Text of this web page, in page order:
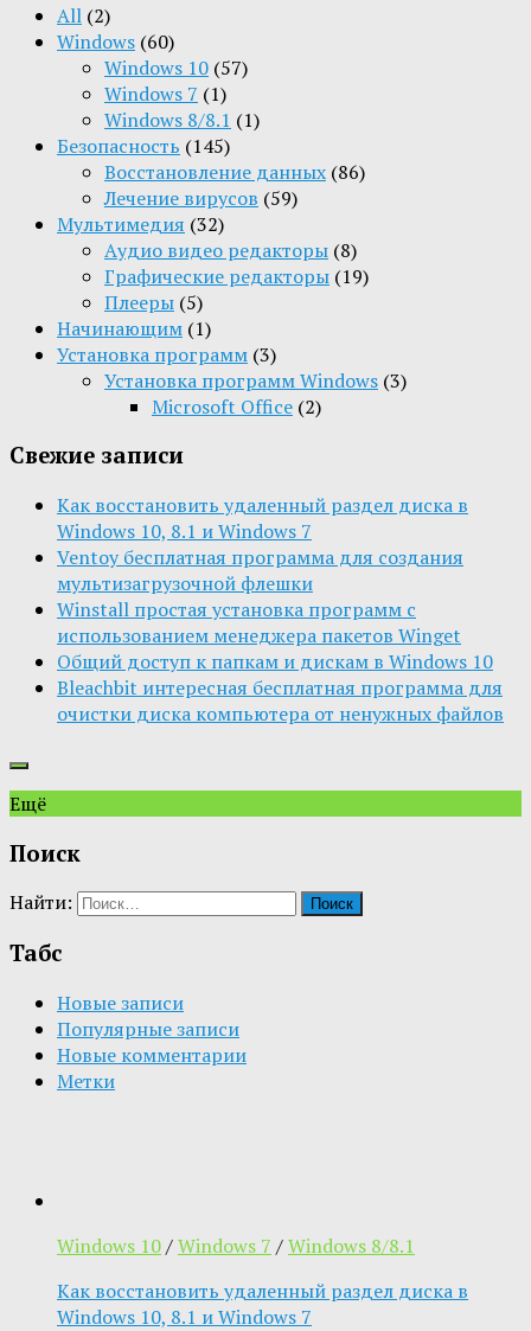
All (2)
Windows (60)
Windows 10 (57)
Windows 7 (1)
Windows 8/8.1 (1)
Безопасность (145)
Восстановление данных (86)
Лечение вирусов (59)
Мультимедия (32)
Aудио видео редакторы (8)
Графические редакторы (19)
Плееры (5)
Начинающим (1)
Установка программ (3)
Установка программ Windows (3)
Microsoft Office (2)
Свежие записи
Как восстановить удаленный раздел диска в
Windows 10, 8.1 и Windows 7
Ventoy бесплатная программа для создания
мультизагрузочной флешки
Winstall простая установка программ с
использованием менеджера пакетов Winget
Общий доступ к папкам и дискам в Windows 10
Bleachbit интересная бесплатная программа для
очистки диска компьютера от ненужных файлов
Ещё
Поиск
Найти:
Табс
Новые записи
Популярные записи
Новые комментарии
Метки
Windows 10/Windows 7 /Windows 8/8.1
Как восстановить удаленный раздел диска в
Windows 10, 8.1 и Windows 7